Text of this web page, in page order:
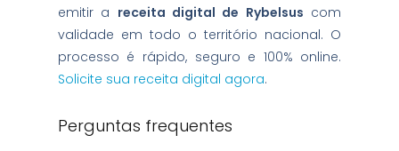
emitir a receita digital de Rybelsus com
validade em todo o território nacional. O
processo é rápido, seguro e 100% online.
Solicite sua receita digital agora.
Perguntas frequentes